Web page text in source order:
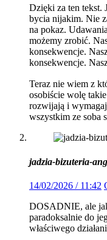
Dzięki za ten tekst.
bycia nijakim. Nie
na pokaz.
możemy zrobić.
konsekwencje.
konsekwencje.
Teraz nie wiem z
osobiście wolę
rozwijają i
wszystkim ze soba
jadzia-bizuteria-
14/02/2026 / 11:42
DOSADNIE, ale
paradoksalnie do
właściwego